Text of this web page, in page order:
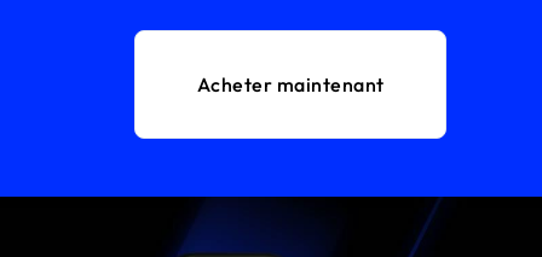
Acheter maintenant